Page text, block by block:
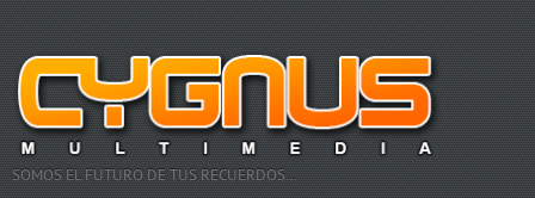
SOMOS EL FUTURO DE TUS RECUERDOS…